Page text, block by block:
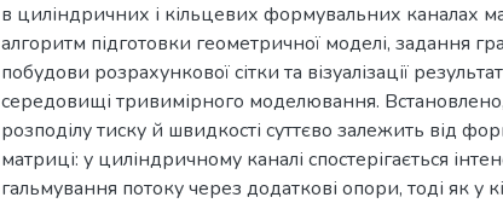
в циліндричних і кільцевих формувальних каналах
алгоритм підготовки геометричної моделі, задання
побудови розрахункової сітки та візуалізації
середовищі тривимірного моделювання.
розподілу тиску й швидкості суттєво залежить від
матриці: у циліндричному каналі спостерігається
гальмування потоку через додаткові опори, тоді як у